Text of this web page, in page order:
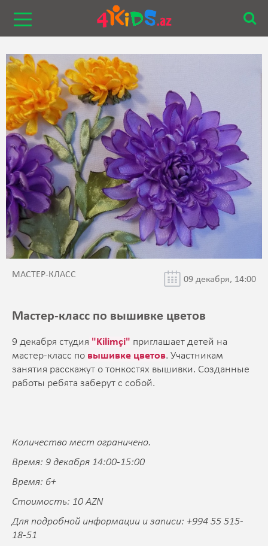
МАСТЕР-КЛАСС 09 декабря, 14:00
Мастер-класс по вышивке цветов
9 декабря студия "Kilimçi" приглашает детей на
мастер-класс по вышивке цветов. Участникам
занятия расскажут о тонкостях вышивки. Созданные
работы ребята заберут с собой.
Количество мест ограничено.
Время: 9 декабря 14:00-15:00
Время: 6+
Стоимость: 10 AZN
Для подробной информации и записи: +994 55 515-
18-51